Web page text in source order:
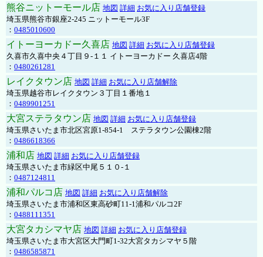
熊谷ニットーモール店 地図 詳細 お気に入り店舗登録
埼玉県熊谷市銀座2-245 ニットーモール3F
： 0485010600
イトーヨーカドー久喜店 地図 詳細 お気に入り店舗登録
久喜市久喜中央４丁目９-１１ イトーヨーカドー 久喜店4階
： 0480261281
レイクタウン店 地図 詳細 お気に入り店舗解除
埼玉県越谷市レイクタウン３丁目１番地１
： 0489901251
大宮ステラタウン店 地図 詳細 お気に入り店舗登録
埼玉県さいたま市北区宮原1-854-1 ステラタウン公園棟2階
： 0486618366
浦和店 地図 詳細 お気に入り店舗登録
埼玉県さいたま市緑区中尾５１０-１
： 0487124811
浦和パルコ店 地図 詳細 お気に入り店舗解除
埼玉県さいたま市浦和区東高砂町11-1浦和パルコ2F
： 0488111351
大宮タカシマヤ店 地図 詳細 お気に入り店舗登録
埼玉県さいたま市大宮区大門町1-32大宮タカシマヤ５階
： 0486585871